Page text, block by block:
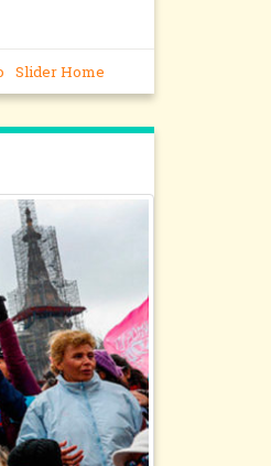
Slider Home